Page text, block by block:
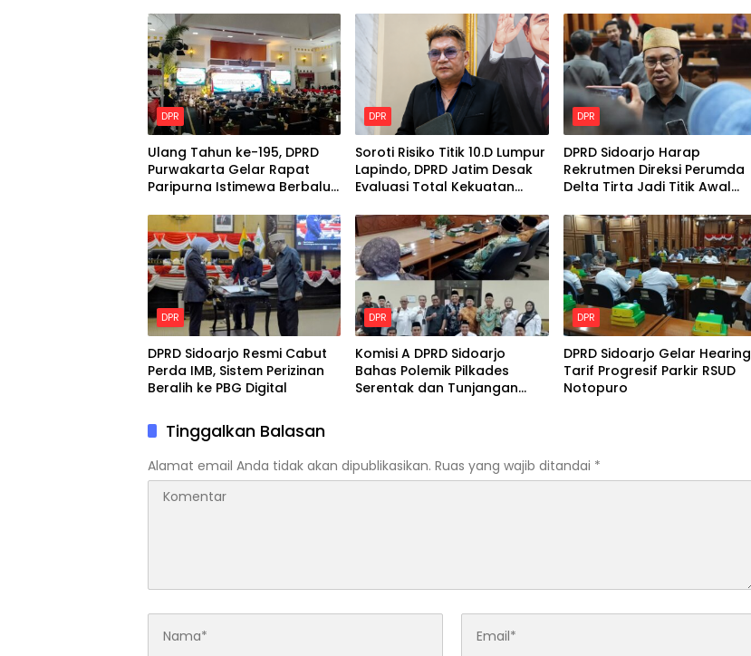
DPR
Ulang Tahun ke-195, DPRD
Purwakarta Gelar Rapat
Paripurna Istimewa Berbalut
DPR
Soroti Risiko Titik 10.D Lumpur
Lapindo, DPRD Jatim Desak
Evaluasi Total Kekuatan
DPR
DPRD Sidoarjo Harap
Rekrutmen Direksi Perumda
Delta Tirta Jadi Titik Awal
DPR
DPRD Sidoarjo Resmi Cabut
Perda IMB, Sistem Perizinan
Beralih ke PBG Digital
DPR
Komisi A DPRD Sidoarjo
Bahas Polemik Pilkades
Serentak dan Tunjangan
DPR
DPRD Sidoarjo Gelar Hearing
Tarif Progresif Parkir RSUD
Notopuro
Tinggalkan Balasan
Alamat email Anda tidak akan dipublikasikan. Ruas yang wajib ditandai *